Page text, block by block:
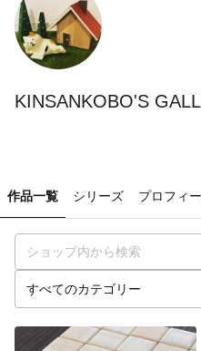
KINSANKOBO'S
作品一覧 シリーズ プロフィ